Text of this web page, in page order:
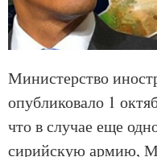
Министерство
опубликовало 1
что в случае еще
сирийскую армию,